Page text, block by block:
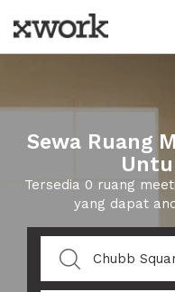
Sewa Ruang
Tersedia 0 ruang
yang dapat